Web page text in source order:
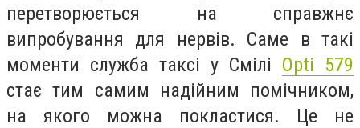
перетворюється на справжнє
випробування для нервів. Саме в такі
моменти служба таксі у Смілі Opti 579
стає тим самим надійним помічником,
на якого можна покластися. Це не